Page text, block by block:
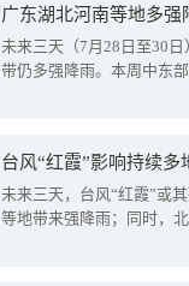
广东湖北河南等地多
未来三天（7月28日至30
带仍多强降雨。本周中东
台风“红霞”影响持续
未来三天，台风“红霞”或
等地带来强降雨；同时，